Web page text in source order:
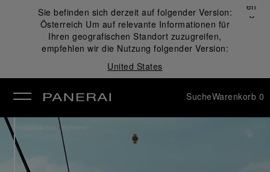
Sie befinden sich derzeit auf folgender Version:
Österreich Um auf relevante Informationen für
Ihren geografischen Standort zuzugreifen,
empfehlen wir die Nutzung folgender Version:
United States
Schließen
✕
SucheWarenkorb 0
Uhrenkollektion /Radiomir